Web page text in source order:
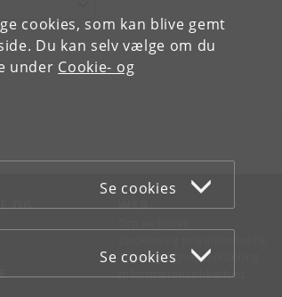
cookies, som kan blive gemt
Du kan selv vælge om du
under Cookie- og
Se cookies
Se cookies
OG
WEB
Tilgængelighedserklæring
Informationssikkerhed